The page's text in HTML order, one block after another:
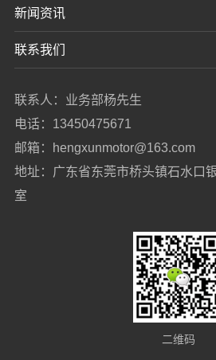
新闻资讯
联系我们
联系人：业务部杨先生
电话：13450475671
邮箱：hengxunmotor@163.com
地址：广东省东莞市桥头镇石水口
室
二维码